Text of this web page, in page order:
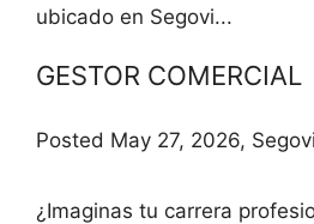
ubicado en Segovi...
GESTOR COMERCIAL
Posted May 27, 2026,
¿Imaginas tu carrera